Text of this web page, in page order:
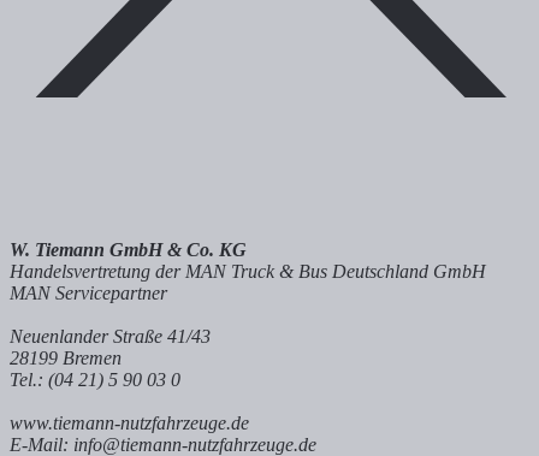
W. Tiemann GmbH & Co. KG
Handelsvertretung der MAN Truck & Bus Deutschland GmbH
MAN Servicepartner
Neuenlander Straße 41/43
28199 Bremen
Tel.: (04 21) 5 90 03 0
www.tiemann-nutzfahrzeuge.de
E-Mail: info@tiemann-nutzfahrzeuge.de